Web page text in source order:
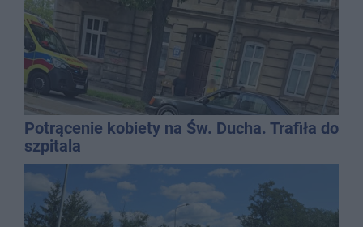
Potrącenie kobiety na Św. Ducha. Trafiła do
szpitala